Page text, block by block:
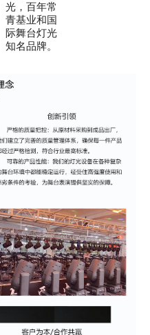
光，百年常
青基业和国
际舞台灯光
知名品牌。